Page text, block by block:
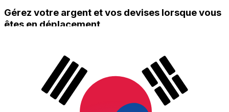
Gérez votre argent et vos devises lorsque vous
êtes en déplacement
nécessaires pour vos transferts d'argent internationaux
et la gestion de vos devises. Convertissez des devises,
programmez des alertes de taux et transférez de
l'argent à l'étranger sans frais cachés. Téléchargez
l'application dès aujourd'hui !